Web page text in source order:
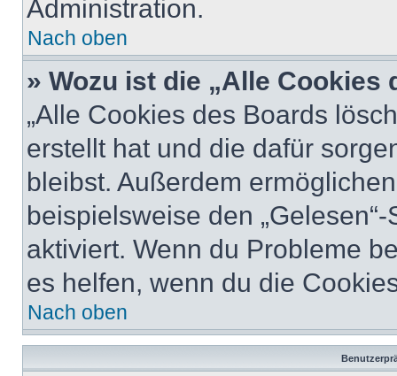
Administration.
Nach oben
» Wozu ist die „Alle
„Alle Cookies des Boards
erstellt hat und die dafür
bleibst. Außerdem
beispielsweise den
aktiviert. Wenn du Probleme
es helfen, wenn du die
Nach oben